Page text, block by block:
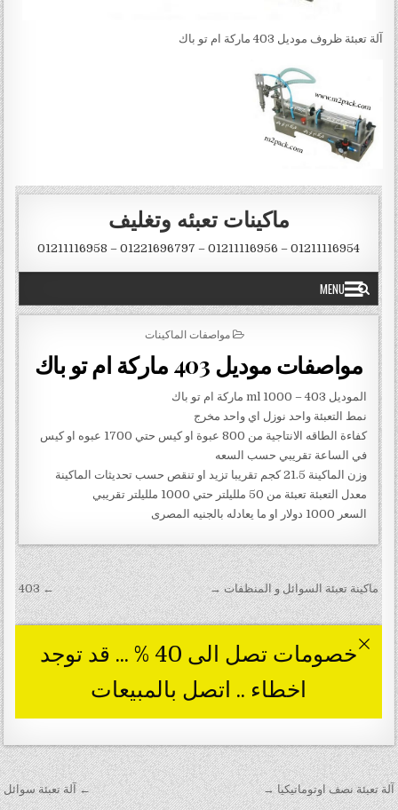
آلة تعبئة ظروف موديل 403 ماركة ام تو باك
تصفّح المقالات ← آلة تعبئة سوائل آلة تعبئة نصف اوتوماتيكيا →